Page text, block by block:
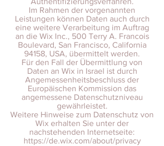
Im Rahmen der vorgenannten
Leistungen können Daten auch durch
eine weitere Verarbeitung im Auftrag
an die Wix Inc., 500 Terry A. Francois
Boulevard, San Francisco, California
94158, USA, übermittelt werden.
Für den Fall der Übermittlung von
Daten an Wix in Israel ist durch
Angemessenheitsbeschluss der
Europäischen Kommission das
angemessene Datenschutzniveau
gewährleistet.
Weitere Hinweise zum Datenschutz von
Wix erhalten Sie unter der
nachstehenden Internetseite:
https://de.wix.com/about/privacy